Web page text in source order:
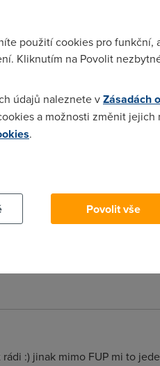
Docela neprijemna
a doufam ani nestane.
:) jinak mimo FUP mi to
použití cookies pro funkční,
Kliknutím na Povolit
údajů naleznete vZásadách
a možnosti změnit jejich
.
Povolit vše